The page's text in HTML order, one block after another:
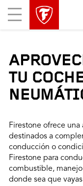
Mobile
Menu
TU
Firestone ofrece
destinados a
conducción o
Firestone para
combustible,
donde sea que